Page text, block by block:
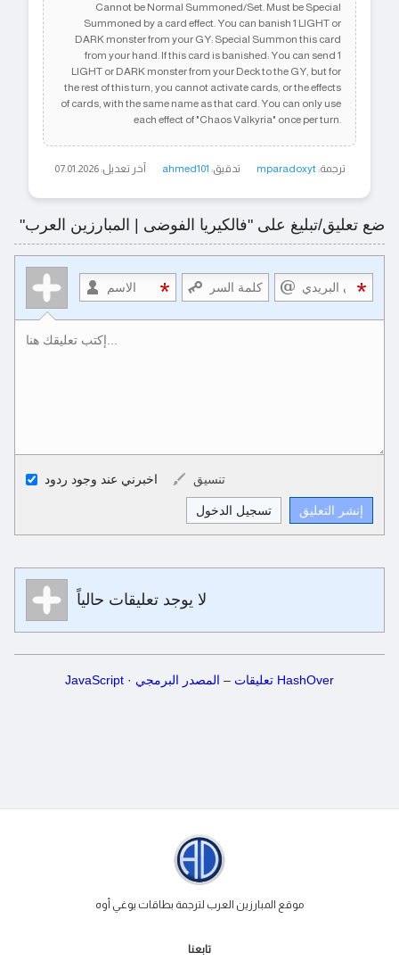
Cannot be Normal Summoned/Set. Must be Special
Summoned by a card effect. You can banish 1 LIGHT or
DARK monster from your GY: Special Summon this card
from your hand. If this card is banished: You can send 1
LIGHT or DARK monster from your Deck to the GY, but for
the rest of this turn, you cannot activate cards, or the effects
of cards, with the same name as that card. You can only use
each effect of "Chaos Valkyria" once per turn.
ترجمة:mparadoxyt تدقيق: ahmed101 آخر تعديل: 07.01.2026
ضع تعليق/تبليغ على "فالكيريا الفوضى | المبارزين العرب"
أكواد الـ HTML المسموح بها
<b>, <strong>, <u>, <i>, <em>, <s>, <big>, <small>, <sup>,
<sub>, <pre>, <ul>, <ol>, <li>, <blockquote>, <code> escapes
تنسيق Markdown
**Bold**, _underline_, *italic*, ~~strikethrough~~, `highlight`,
used together in your comment.
اخبرني عند وجود ردود تنسيق
لا يوجد تعليقات حالياً
HashOver تعليقات ‒ المصدر البرمجي ·
JavaScript
موقع المبارزين العرب لترجمة بطاقات يوغي أوه
تابعنا